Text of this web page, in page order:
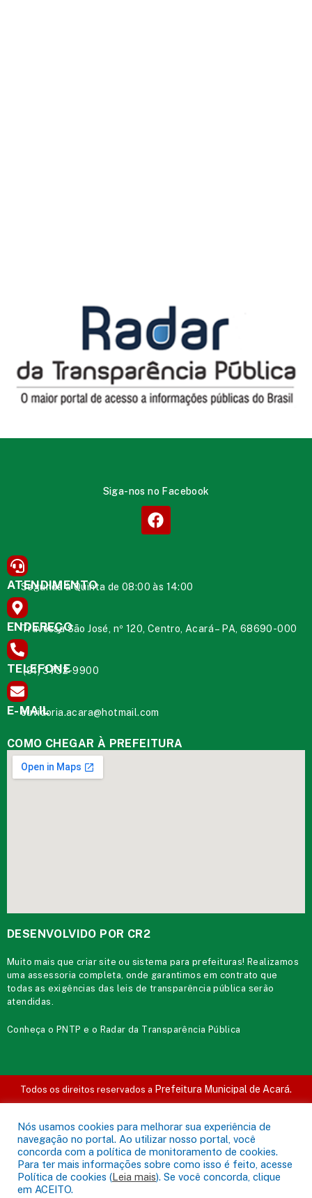
Siga-nos no Facebook
ATENDIMENTO
Segunda à Quinta de 08:00 às 14:00
ENDEREÇO
Travessa São José, nº 120, Centro, Acará – PA, 68690-000
TELEFONE
(91) 3732-9900
E-MAIL
ouvidoria.acara@hotmail.com
COMO CHEGAR À PREFEITURA
DESENVOLVIDO POR CR2
Muito mais quecriar site ou sistema para prefeituras! Realizamos
uma assessoria completa, onde garantimos em contrato que
todas as exigências das leis de transparência pública serão
atendidas.
Conheça o PNTP e o Radar da Transparência Pública
Todos os direitos reservados a Prefeitura Municipal de Acará.
Nós usamos cookies para melhorar sua experiência de
navegação no portal. Ao utilizar nosso portal, você
concorda com a política de monitoramento de cookies.
Para ter mais informações sobre como isso é feito, acesse
Política de cookies (Leia mais). Se você concorda, clique
em ACEITO.